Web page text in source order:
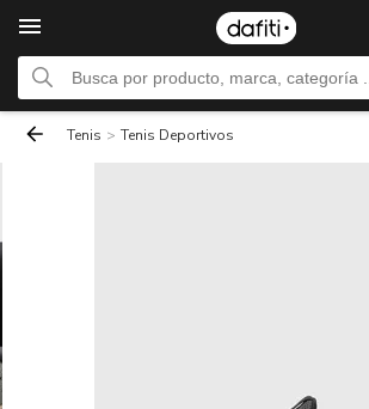
Tenis > Tenis Deportivos